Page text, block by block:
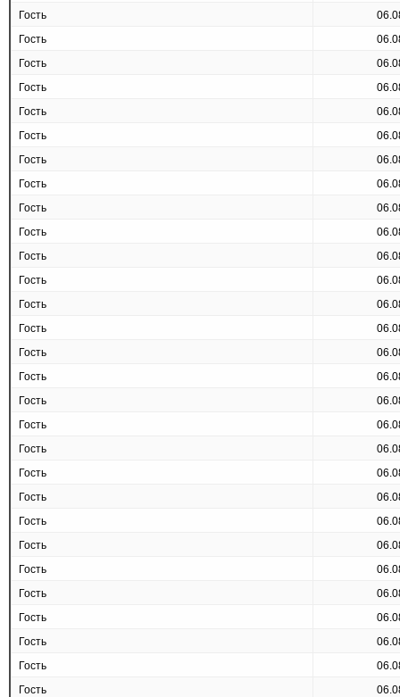
Гость
Гость
Гость
Гость
Гость
Гость
Гость
Гость
Гость
Гость
Гость
Гость
Гость
Гость
Гость
Гость
Гость
Гость
Гость
Гость
Гость
Гость
Гость
Гость
Гость
Гость
Гость
Гость
Гость